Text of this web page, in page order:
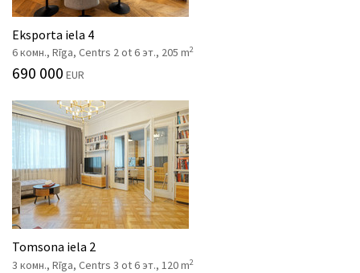
Eksporta iela 4
6 комн., Rīga, Centrs 2 ot 6 эт., 205 m2
690 000 EUR
Tomsona iela 2
3 комн., Rīga, Centrs 3 ot 6 эт., 120 m2